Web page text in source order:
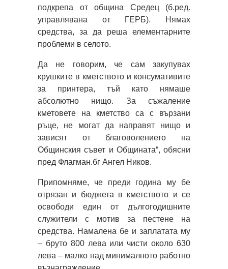
подкрепа от община Средец (б.ред.
управлявана от ГЕРБ). Нямах
средства, за да реша елементарните
проблеми в селото.
Да не говорим, че сам закупувах
крушките в кметството и консумативите
за принтера, тъй като нямаше
абсолютно нищо. За съжаление
кметовете на кметство са с вързани
ръце, не могат да направят нищо и
зависят от благоволението на
Общинския съвет и Общината“, обясни
пред Флагман.бг Ангел Ников.
Припомняме, че преди година му бе
отрязан и бюджета в кметството и се
освободи един от дългогодишните
служители с мотив за пестене на
средства. Намалена бе и заплатата му
– бруто 800 лева или чисти около 630
лева – малко над минималното работно